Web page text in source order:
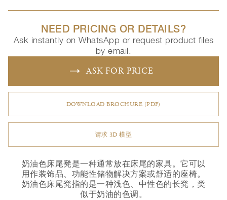
NEED PRICING OR DETAILS?
Ask instantly on WhatsApp or request product files
by email.
ASK FOR PRICE
DOWNLOAD BROCHURE (PDF)
请求 3D 模型
奶油色床尾凳是一种通常放在床尾的家具。它可以
用作装饰品、功能性储物解决方案或舒适的座椅。
奶油色床尾凳指的是一种浅色、中性色的长凳，类
似于奶油的色调。